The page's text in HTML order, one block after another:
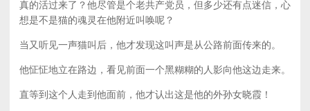
真的活过来了？他尽管是个老共产党员，但多少还有点迷信，心
想是不是猫的魂灵在他附近叫唤呢？
当又听见一声猫叫后，他才发现这叫声是从公路前面传来的。
他怔怔地立在路边，看见前面一个黑糊糊的人影向他这边走来。
直等到这个人走到他面前，他才认出这是他的外孙女晓霞！